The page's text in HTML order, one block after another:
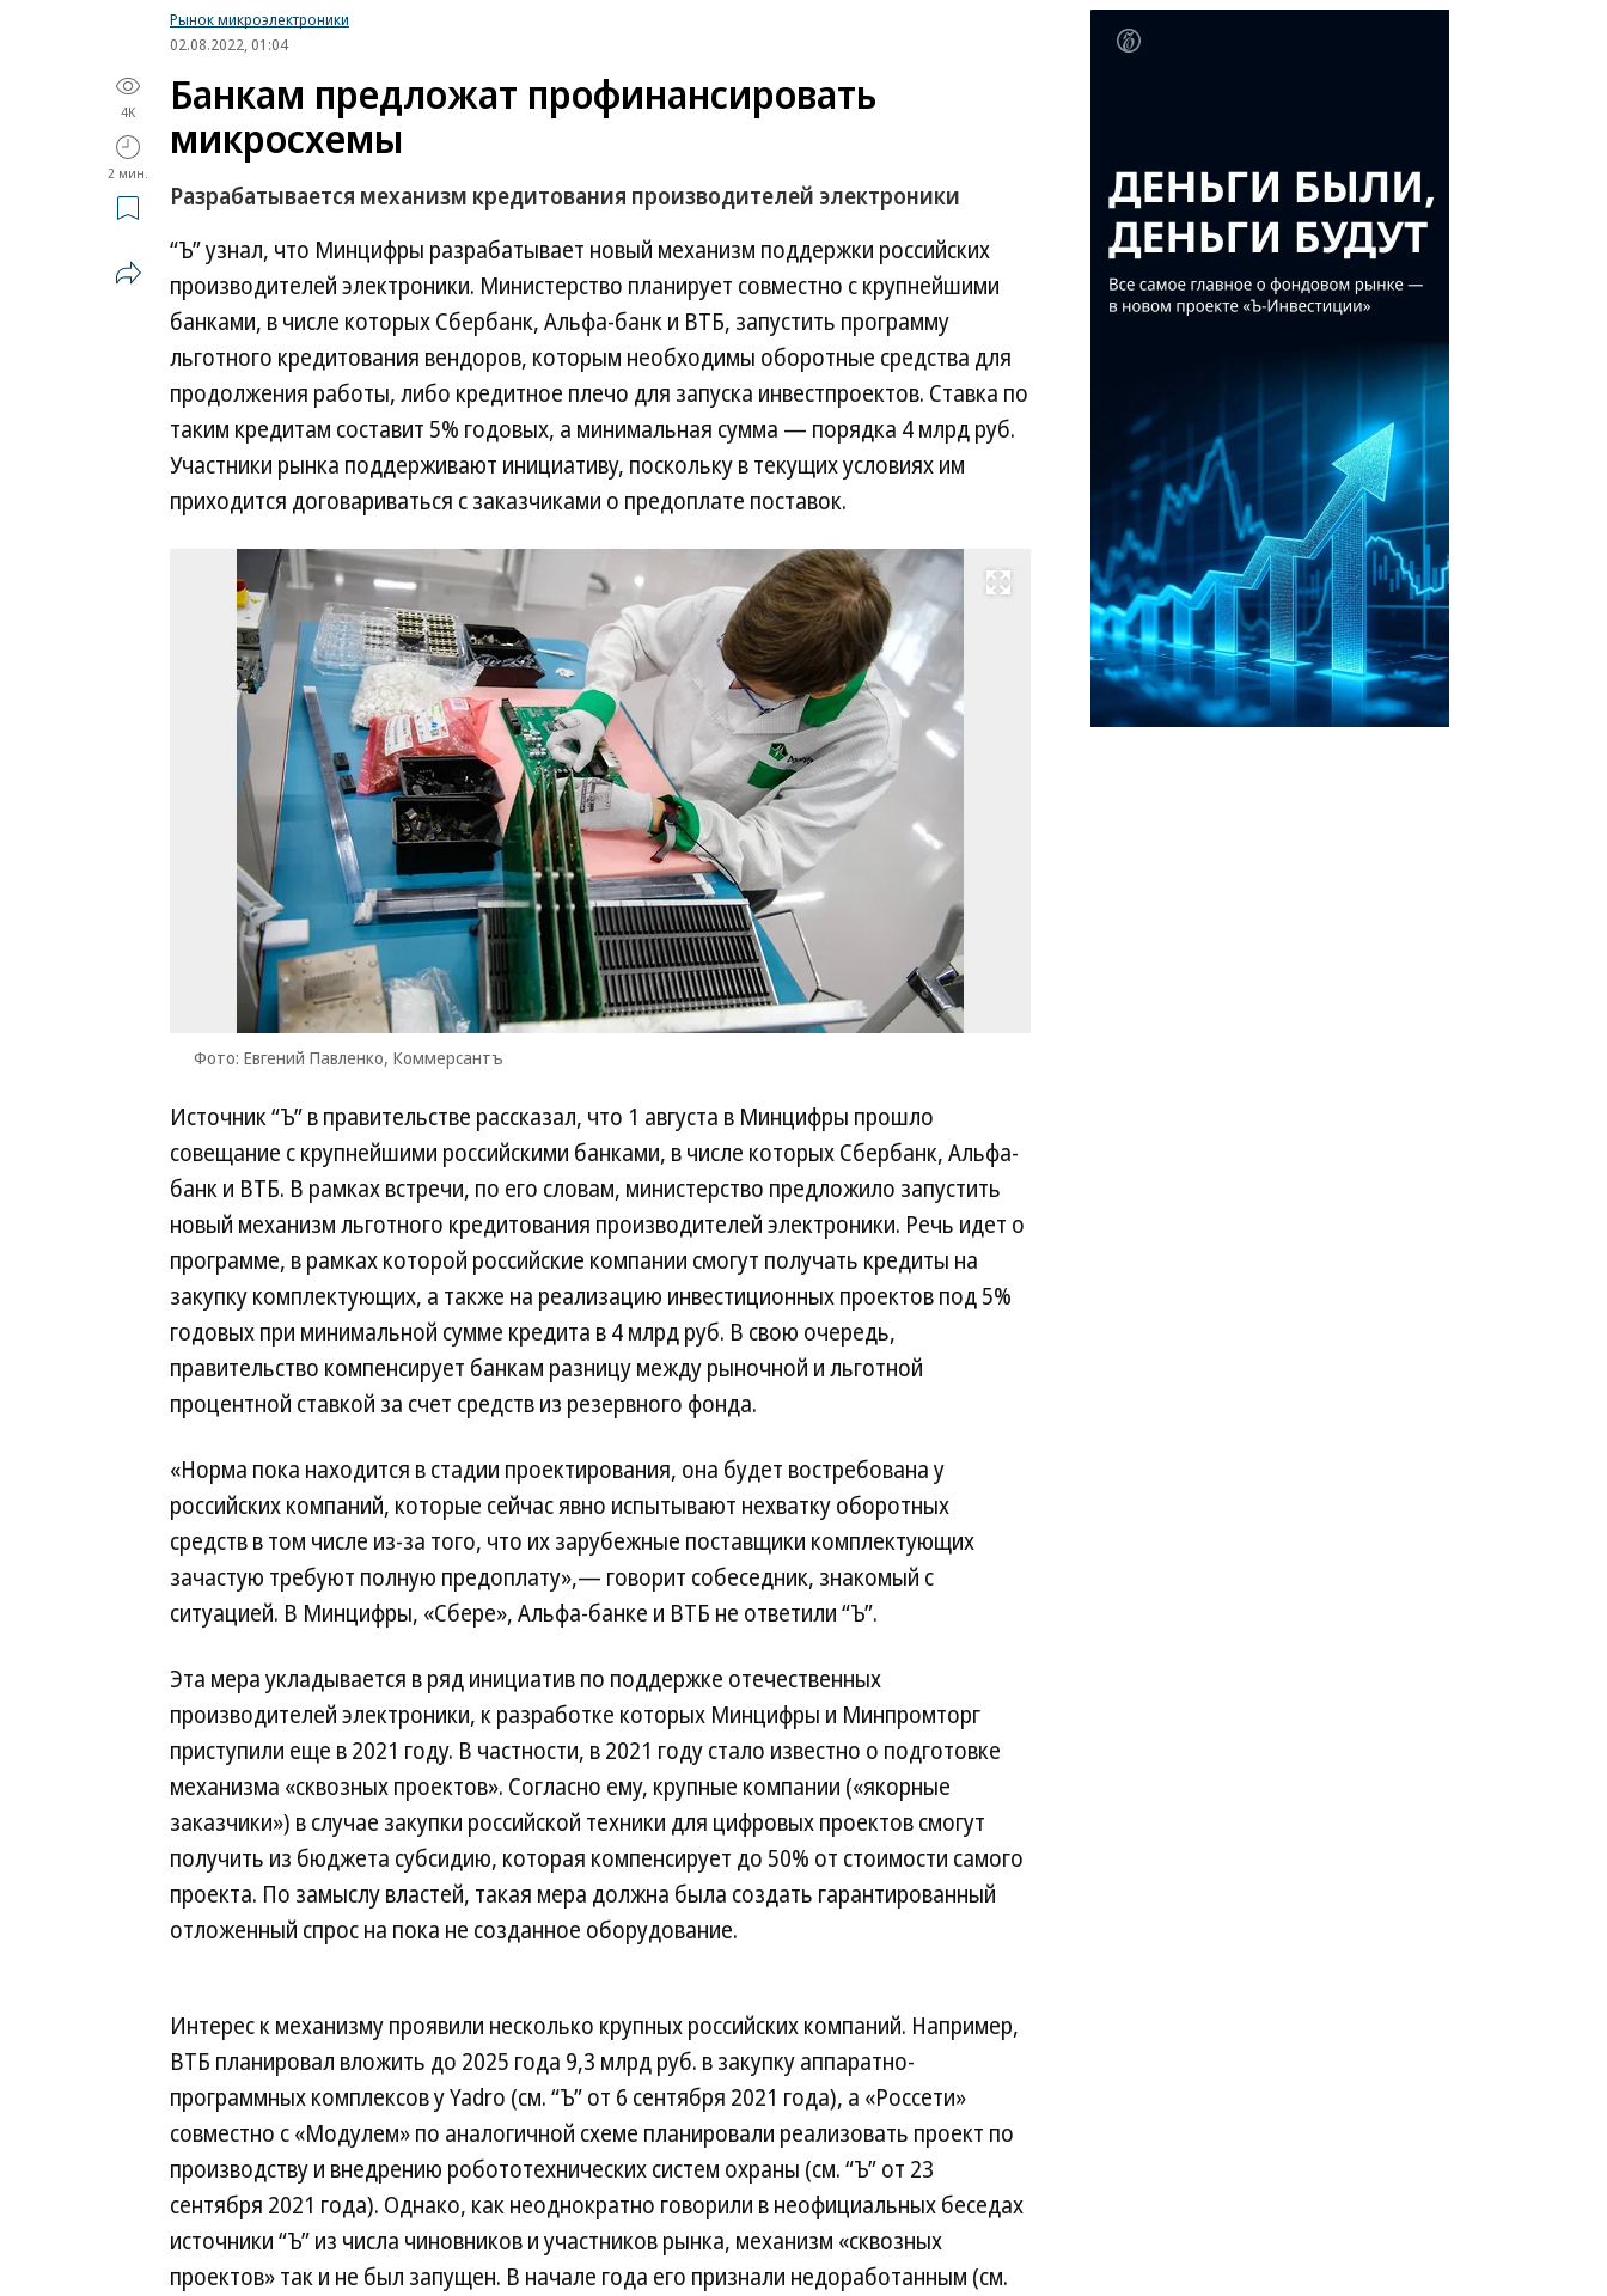
Рынок микроэлектроники
02.08.2022, 01:04
4K
2 мин.
Банкам предложат профинансировать
микросхемы
Разрабатывается механизм кредитования производителей электроники
“Ъ” узнал, что Минцифры разрабатывает новый механизм поддержки российских
производителей электроники. Министерство планирует совместно с крупнейшими
банками, в числе которых Сбербанк, Альфа-банк и ВТБ, запустить программу
льготного кредитования вендоров, которым необходимы оборотные средства для
продолжения работы, либо кредитное плечо для запуска инвестпроектов. Ставка по
таким кредитам составит 5% годовых, а минимальная сумма — порядка 4 млрд руб.
Участники рынка поддерживают инициативу, поскольку в текущих условиях им
приходится договариваться с заказчиками о предоплате поставок.
Развернуть на весь экран
Фото: Евгений Павленко, Коммерсантъ
Фото:
Евгений
Павленко,
Коммерсантъ
Источник “Ъ” в правительстве рассказал, что 1 августа в Минцифры прошло
совещание с крупнейшими российскими банками, в числе которых Сбербанк, Альфа-
банк и ВТБ. В рамках встречи, по его словам, министерство предложило запустить
новый механизм льготного кредитования производителей электроники. Речь идет о
программе, в рамках которой российские компании смогут получать кредиты на
закупку комплектующих, а также на реализацию инвестиционных проектов под 5%
годовых при минимальной сумме кредита в 4 млрд руб. В свою очередь,
правительство компенсирует банкам разницу между рыночной и льготной
процентной ставкой за счет средств из резервного фонда.
«Норма пока находится в стадии проектирования, она будет востребована у
российских компаний, которые сейчас явно испытывают нехватку оборотных
средств в том числе из-за того, что их зарубежные поставщики комплектующих
зачастую требуют полную предоплату»,— говорит собеседник, знакомый с
ситуацией. В Минцифры, «Сбере», Альфа-банке и ВТБ не ответили “Ъ”.
Эта мера укладывается в ряд инициатив по поддержке отечественных
производителей электроники, к разработке которых Минцифры и Минпромторг
приступили еще в 2021 году. В частности, в 2021 году стало известно о подготовке
механизма «сквозных проектов». Согласно ему, крупные компании («якорные
заказчики») в случае закупки российской техники для цифровых проектов смогут
получить из бюджета субсидию, которая компенсирует до 50% от стоимости самого
проекта. По замыслу властей, такая мера должна была создать гарантированный
отложенный спрос на пока не созданное оборудование.
Интерес к механизму проявили несколько крупных российских компаний. Например,
ВТБ планировал вложить до 2025 года 9,3 млрд руб. в закупку аппаратно-
программных комплексов у Yadro (см. “Ъ” от 6 сентября 2021 года), а «Россети»
совместно с «Модулем» по аналогичной схеме планировали реализовать проект по
производству и внедрению робототехнических систем охраны (см. “Ъ” от 23
сентября 2021 года). Однако, как неоднократно говорили в неофициальных беседах
источники “Ъ” из числа чиновников и участников рынка, механизм «сквозных
проектов» так и не был запущен. В начале года его признали недоработанным (см.